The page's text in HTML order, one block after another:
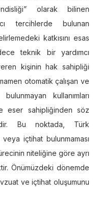
olarak bilinen
tercihlerde bulunan
katkısını esas
teknik bir yardımcı
kişinin hak sahipliği
otomatik çalışan ve
kullanımları
eser sahipliğinden söz
Bu noktada, Türk
içtihat bulunmaması
niteliğine göre ayrı
Önümüzdeki dönemde
ve içtihat oluşumunu